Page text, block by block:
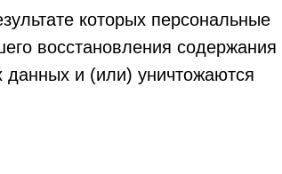
которых персональные
восстановления содержания
и (или) уничтожаются